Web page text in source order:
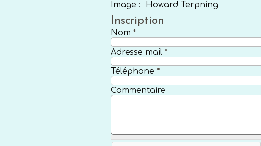
Image : Howard Terpning
Inscription
Nom *
Adresse mail *
Téléphone *
Commentaire